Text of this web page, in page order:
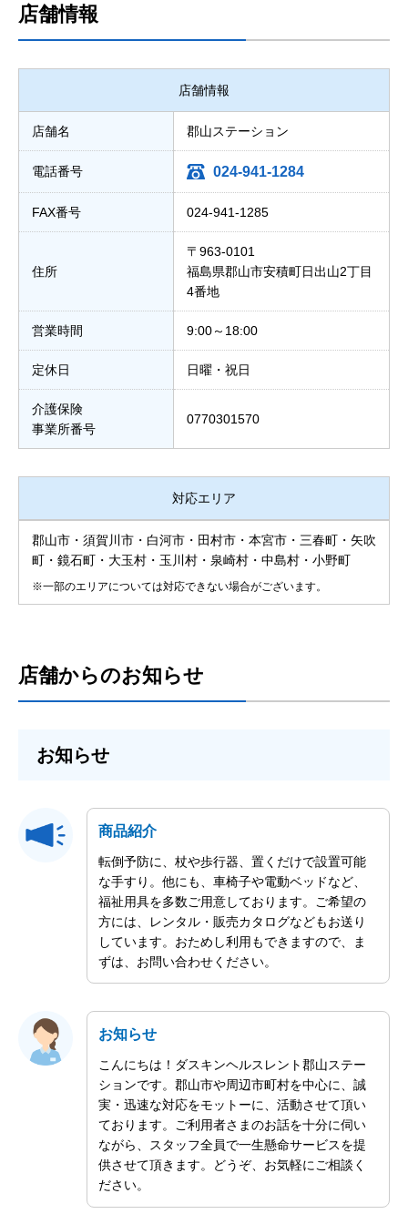
店舗情報
店舗情報
店舗名 郡山ステーション
電話番号 024-941-1284
FAX番号 024-941-1285
住所
〒963-0101
福島県郡山市安積町日出山2丁目
4番地
営業時間 9:00～18:00
定休日 日曜・祝日
介護保険
事業所番号
0770301570
対応エリア
郡山市・須賀川市・白河市・田村市・本宮市・三春町・矢吹
町・鏡石町・大玉村・玉川村・泉崎村・中島村・小野町
※一部のエリアについては対応できない場合がございます。
店舗からのお知らせ
お知らせ
商品紹介
転倒予防に、杖や歩行器、置くだけで設置可能
な手すり。他にも、車椅子や電動ベッドなど、
福祉用具を多数ご用意しております。ご希望の
方には、レンタル・販売カタログなどもお送り
しています。おためし利用もできますので、ま
ずは、お問い合わせください。
お知らせ
こんにちは！ダスキンヘルスレント郡山ステー
ションです。郡山市や周辺市町村を中心に、誠
実・迅速な対応をモットーに、活動させて頂い
ております。ご利用者さまのお話を十分に伺い
ながら、スタッフ全員で一生懸命サービスを提
供させて頂きます。どうぞ、お気軽にご相談く
ださい。